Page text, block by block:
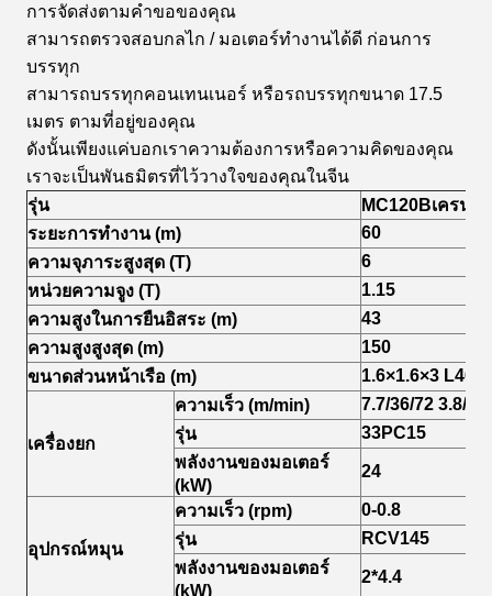
การจัดส่งตามคําขอของคุณ
สามารถตรวจสอบกลไก / มอเตอร์ทํางานได้ดี ก่อนการ
บรรทุก
สามารถบรรทุกคอนเทนเนอร์ หรือรถบรรทุกขนาด 17.5
เมตร ตามที่อยู่ของคุณ
ดังนั้นเพียงแค่บอกเราความต้องการหรือความคิดของคุณ
เราจะเป็นพันธมิตรที่ไว้วางใจของคุณในจีน
รุ่น
MC120Bเครนห
ระยะการทํางาน (m)
60
ความจุภาระสูงสุด (T)
6
หน่วยความจูง (T)
1.15
ความสูงในการยืนอิสระ (m)
43
ความสูงสูงสุด (m)
150
ขนาดส่วนหน้าเรือ (m)
1.6×1.6×3 L46
เครื่องยก
ความเร็ว (m/min)
7.7/36/72 3.8/
รุ่น
33PC15
พลังงานของมอเตอร์
(kW)
24
อุปกรณ์หมุน
ความเร็ว (rpm) 0-0.8
รุ่น
RCV145
พลังงานของมอเตอร์
(kW)
2*4.4